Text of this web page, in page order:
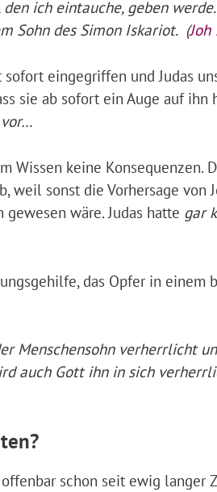
ich eintauche, geben
Sohn des Simon Iskariot. (Joh
eingegriffen und Judas
sie ab sofort ein Auge auf ihn
Wissen keine Konsequenzen.
weil sonst die Vorhersage von
wäre. Judas hatte gar
das Opfer in einem
Menschensohn verherrlicht
auch Gott ihn in sich
schon seit ewig langer